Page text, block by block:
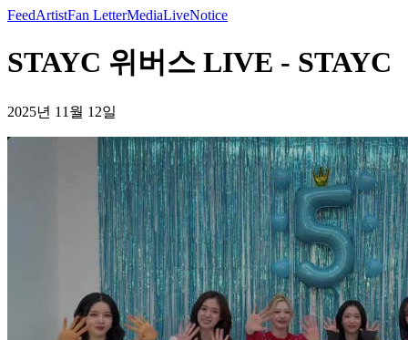
FeedArtistFan LetterMediaLiveNotice
STAYC 위버스 LIVE - STAYC
2025년 11월 12일